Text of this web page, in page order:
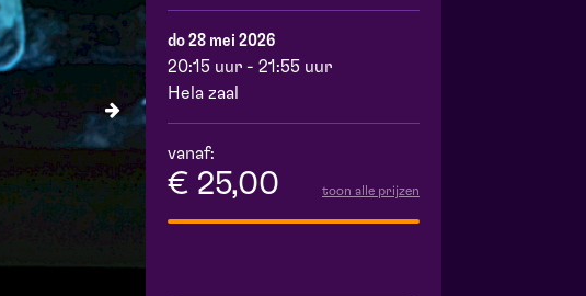
do 28 mei 2026
20:15 uur - 21:55 uur
Hela zaal
vanaf:
€ 25,00 toon alle prijzen